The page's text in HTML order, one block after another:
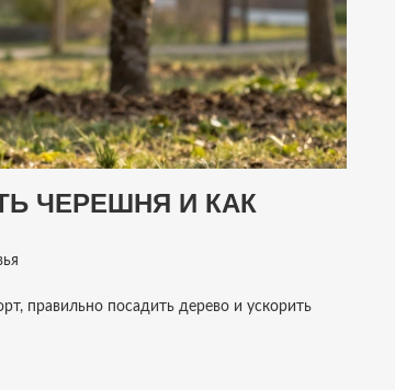
ЧЕРЕШНЯ И КАК
правильно посадить дерево и ускорить